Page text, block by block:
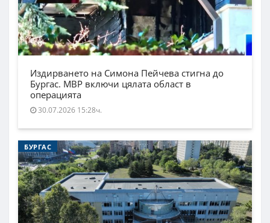
Издирването на Симона Пейчева стигна до
Бургас. МВР включи цялата област в
операцията
30.07.2026 15:28ч.
БУРГАС